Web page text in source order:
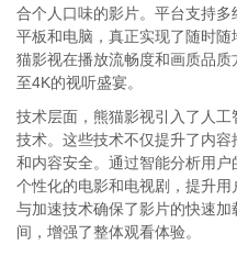
合个人口味的影片。平台支持多
平板和电脑，真正实现了随时
猫影视在播放流畅度和画质品
至4K的视听盛宴。
技术层面，熊猫影视引入了人
技术。这些技术不仅提升了内
和内容安全。通过智能分析用
个性化的电影和电视剧，提升
与加速技术确保了影片的快速
间，增强了整体观看体验。